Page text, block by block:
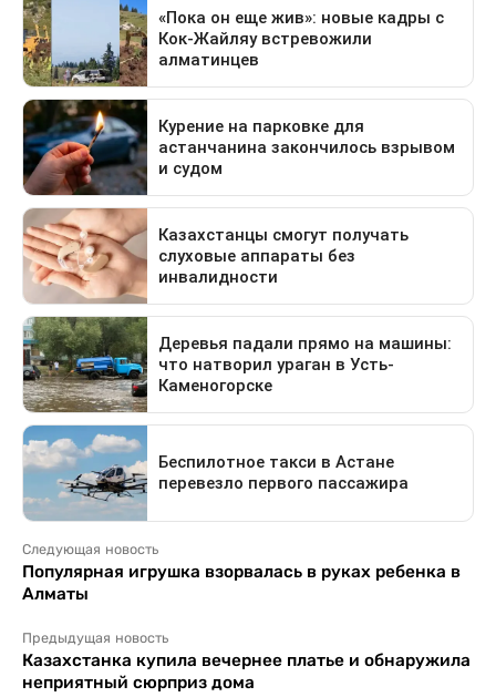
Следующая новость
Популярная игрушка взорвалась в руках ребенка в
Алматы
Предыдущая новость
Казахстанка купила вечернее платье и обнаружила
неприятный сюрприз дома